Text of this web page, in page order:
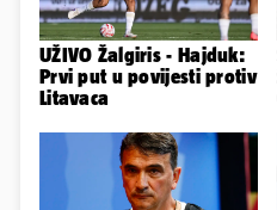
UŽIVO Žalgiris - Hajduk:
Prvi put u povijesti protiv
Litavaca